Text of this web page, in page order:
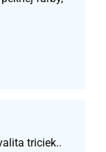
triciek..